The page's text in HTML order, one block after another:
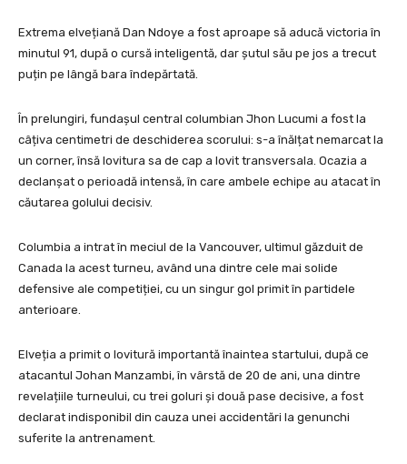
Extrema elvețiană Dan Ndoye a fost aproape să aducă victoria în
minutul 91, după o cursă inteligentă, dar șutul său pe jos a trecut
puțin pe lângă bara îndepărtată.
În prelungiri, fundașul central columbian Jhon Lucumi a fost la
câțiva centimetri de deschiderea scorului: s-a înălțat nemarcat la
un corner, însă lovitura sa de cap a lovit transversala. Ocazia a
declanșat o perioadă intensă, în care ambele echipe au atacat în
căutarea golului decisiv.
Columbia a intrat în meciul de la Vancouver, ultimul găzduit de
Canada la acest turneu, având una dintre cele mai solide
defensive ale competiției, cu un singur gol primit în partidele
anterioare.
Elveția a primit o lovitură importantă înaintea startului, după ce
atacantul Johan Manzambi, în vârstă de 20 de ani, una dintre
revelațiile turneului, cu trei goluri și două pase decisive, a fost
declarat indisponibil din cauza unei accidentări la genunchi
suferite la antrenament.